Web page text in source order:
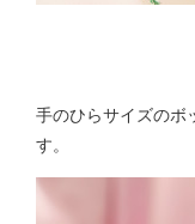
手のひらサイズのボ
す。